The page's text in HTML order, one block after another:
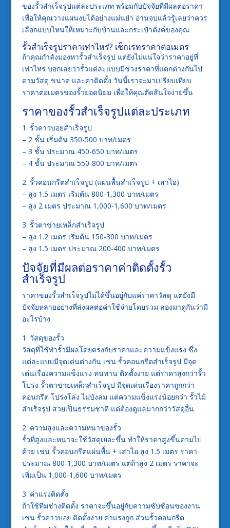
ของรั้วสำเร็จรูปแต่ละประเภท พร้อมกับปัจจัยที่มีผลต่อราคา
เพื่อให้คุณวางแผนงบได้อย่างแม่นยำ อ่านจบแล้วรู้เลยว่าควร
เลือกแบบไหนให้เหมาะกับบ้านและกระเป๋าตังค์ของคุณ
รั้วสำเร็จรูปราคาเท่าไหร่? เช็กเรทราคาต่อเมตร
ถ้าคุณกำลังมองหารั้วสำเร็จรูป แต่ยังไม่แน่ใจว่าราคาอยู่ที่
เท่าไหร่ บอกเลยว่ารั้วแต่ละแบบมีช่วงราคาที่แตกต่างกันไป
ตามวัสดุ ขนาด และค่าติดตั้ง วันนี้เราจะมาเปรียบเทียบ
ราคาต่อเมตรของรั้วยอดนิยม เพื่อให้คุณตัดสินใจง่ายขึ้น
ราคาของรั้วสำเร็จรูปแต่ละประเภท
1. รั้วคาวบอยสำเร็จรูป
– 2 ชั้น เริ่มต้น 350-500 บาท/เมตร
– 3 ชั้น ประมาณ 450-650 บาท/เมตร
– 4 ชั้น ประมาณ 550-800 บาท/เมตร
2. รั้วคอนกรีตสำเร็จรูป (แผ่นพื้นสำเร็จรูป + เสาไอ)
– สูง 1.5 เมตร เริ่มต้น 800-1,300 บาท/เมตร
– สูง 2 เมตร ประมาณ 1,000-1,600 บาท/เมตร
3. รั้วตาข่ายเหล็กสำเร็จรูป
– สูง 1.2 เมตร เริ่มต้น 150-300 บาท/เมตร
– สูง 1.5 เมตร ประมาณ 200-400 บาท/เมตร
ปัจจัยที่มีผลต่อราคาค่าติดตั้งรั้ว
สำเร็จรูป
ราคาของรั้วสำเร็จรูปไม่ได้ขึ้นอยู่กับแค่ราคาวัสดุ แต่ยังมี
ปัจจัยหลายอย่างที่ส่งผลต่อค่าใช้จ่ายโดยรวม ลองมาดูกันว่ามี
อะไรบ้าง
1. วัสดุของรั้ว
วัสดุที่ใช้ทำรั้วมีผลโดยตรงกับราคาและความแข็งแรง ซึ่ง
แต่ละแบบมีจุดเด่นต่างกัน เช่น รั้วคอนกรีตสำเร็จรูป มีจุด
เด่นเรื่องความแข็งแรง ทนทาน ติดตั้งง่าย แต่ราคาสูงกว่ารั้ว
โปร่ง รั้วตาข่ายเหล็กสำเร็จรูป มีจุดเด่นเรื่องราคาถูกกว่า
คอนกรีต โปร่งโล่ง ไม่บังลม แต่ความแข็งแรงน้อยกว่า รั้วไม้
สำเร็จรูป สวยเป็นธรรมชาติ แต่ต้องดูแลมากกว่าวัสดุอื่น
2. ความสูงและความหนาของรั้ว
รั้วที่สูงและหนาจะใช้วัสดุเยอะขึ้น ทำให้ราคาสูงขึ้นตามไป
ด้วย เช่น รั้วคอนกรีตแผ่นพื้น + เสาไอ สูง 1.5 เมตร ราคา
ประมาณ 800-1,300 บาท/เมตร แต่ถ้าสูง 2 เมตร ราคาจะ
เพิ่มเป็น 1,000-1,600 บาท/เมตร
3. ค่าแรงติดตั้ง
ถ้าใช้ทีมช่างติดตั้ง ราคาจะขึ้นอยู่กับความซับซ้อนของงาน
เช่น รั้วคาวบอย ติดตั้งง่าย ค่าแรงถูก ส่วนรั้วคอนกรีต